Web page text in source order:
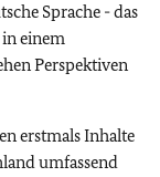
Sprache - das
in einem
Perspektiven
erstmals Inhalte
umfassend